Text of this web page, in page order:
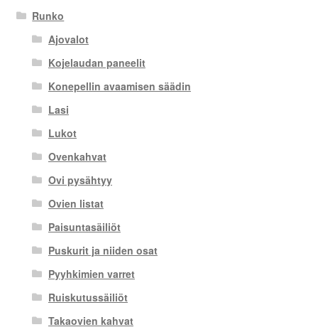
Runko
Ajovalot
Kojelaudan paneelit
Konepellin avaamisen säädin
Lasi
Lukot
Ovenkahvat
Ovi pysähtyy
Ovien listat
Paisuntasäiliöt
Puskurit ja niiden osat
Pyyhkimien varret
Ruiskutussäiliöt
Takaovien kahvat